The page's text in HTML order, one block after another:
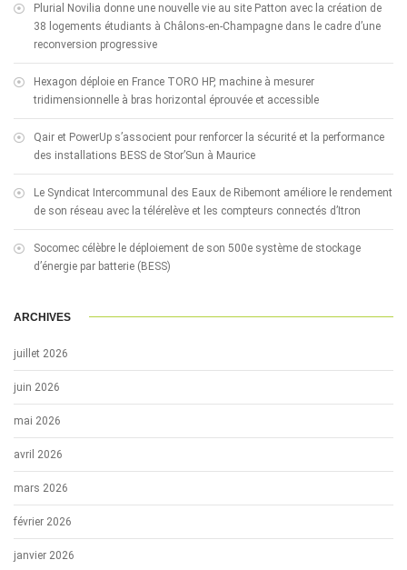
Plurial Novilia donne une nouvelle vie au site Patton avec la création de
38 logements étudiants à Châlons-en-Champagne dans le cadre d’une
reconversion progressive
Hexagon déploie en France TORO HP, machine à mesurer
tridimensionnelle à bras horizontal éprouvée et accessible
Qair et PowerUp s’associent pour renforcer la sécurité et la performance
des installations BESS de Stor’Sun à Maurice
Le Syndicat Intercommunal des Eaux de Ribemont améliore le rendement
de son réseau avec la télérelève et les compteurs connectés d’Itron
Socomec célèbre le déploiement de son 500e système de stockage
d’énergie par batterie (BESS)
ARCHIVES
juillet 2026
juin 2026
mai 2026
avril 2026
mars 2026
février 2026
janvier 2026